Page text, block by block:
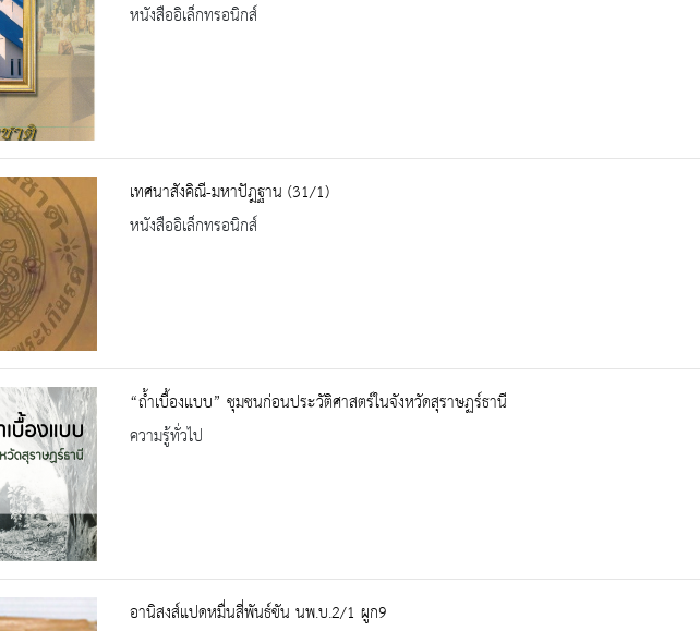
หนังสืออิเล็กทรอนิกส์
เทศนาสังคิณี-มหาปัฎฐาน (31/1)
หนังสืออิเล็กทรอนิกส์
“ถ้ำเบื้องแบบ” ชุมชนก่อนประวัติศาสตร์ในจังหวัดสุราษฏร์ธานี
ความรู้ทั่วไป
อานิสงส์แปดหมื่นสี่พันธ์ขัน นพ.บ.2/1 ผูก9